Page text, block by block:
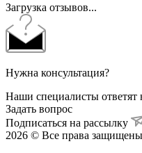
Загрузка отзывов...
Нужна консультация?
Наши специалисты
Задать вопрос
Подписаться на рассылку
2026 © Все права